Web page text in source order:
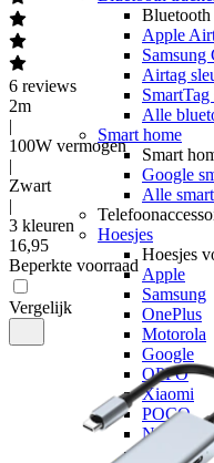
Bluetooth
Apple
Samsung
Airtag
Alle
Smart home
Smart
Google
Alle
Hoesjes
Hoesjes
Apple
Samsung
OnePlus
Motorola
Google
OPPO
Xiaomi
POCO
Nothing
6 reviews
2m
|
100W vermogen
|
Zwart
|
3 kleuren
16,95
Beperkte voorraad
Vergelijk